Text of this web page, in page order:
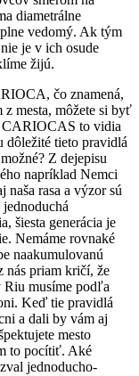
diametrálne
vedomý. Ak tým
je v ich osude
žijú.
čo znamená,
mesta, môžete si byť
CARIOCAS to vidia
dôležité tieto pravidlá
Z dejepisu
napríklad Nemci
naša rasa a výzor sú
šiesta generácia je
Nemáme rovnaké
naakumulovanú
nás priam kričí, že
Riu musíme podľa
Keď tie pravidlá
a dali by vám aj
mesto
to pocítiť. Aké
jednoducho-